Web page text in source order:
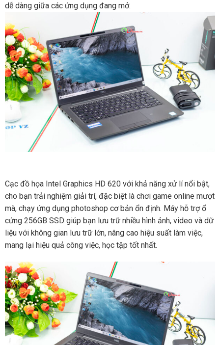
dễ dàng giữa các ứng dụng đang mở.
Cạc đồ họa Intel Graphics HD 620 với khả năng xử lí nổi bật,
cho bạn trải nghiệm giải trí, đặc biệt là chơi game online mượt
mà, chạy ứng dụng photoshop cơ bản ổn định. Máy hỗ trợ ổ
cứng 256GB SSD giúp bạn lưu trữ nhiều hình ảnh, video và dữ
liệu với không gian lưu trữ lớn, nâng cao hiệu suất làm việc,
mang lại hiệu quả công việc, học tập tốt nhất.